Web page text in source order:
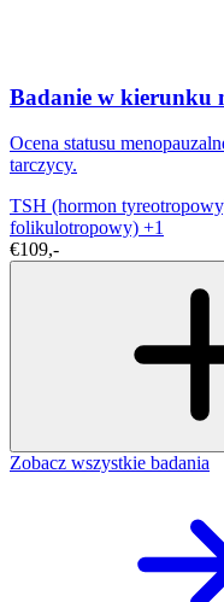
Badanie w kierunku
Ocena statusu
tarczycy.
TSH (hormon
folikulotropowy) +1
€109,-
Zobacz wszystkie badania